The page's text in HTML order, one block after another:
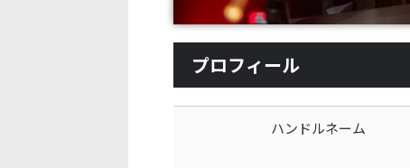
プロフィール
ハンドルネーム